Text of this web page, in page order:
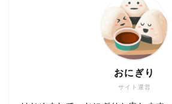
サイト運営
おにぎり